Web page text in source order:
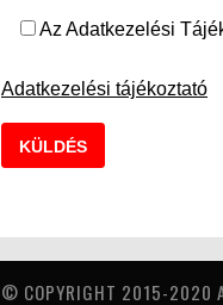
Az Adatkezelési
Adatkezelési tájékoztató
© COPYRIGHT 2015-2020